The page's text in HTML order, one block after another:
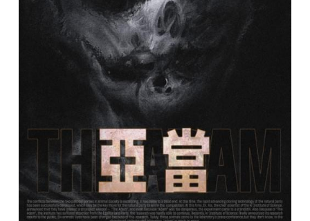
新手須知
會員優惠
學生優惠
主持/劇本招募